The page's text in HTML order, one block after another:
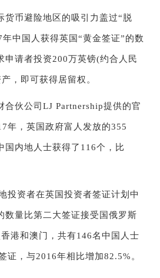
币避险地区的吸引力盖过“脱
中国人获得英国“黄金签证”的数
申请者投资200万英镑(约合人民
，即可获得居留权。
伙公司LJ Partnership提供的官
年，英国政府富人发放的355
国内地人士获得了116个，比
资者在英国投资者签证计划中
数量比第二大签证接受国俄罗斯
港和澳门，共有146名中国人士
证，与2016年相比增加82.5%。